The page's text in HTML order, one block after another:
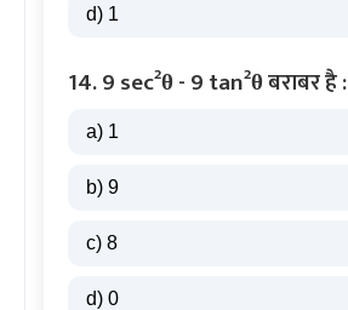
d) 1
14. 9 sec²θ - 9 tan²θ बराबर है :
a) 1
b) 9
c) 8
d) 0